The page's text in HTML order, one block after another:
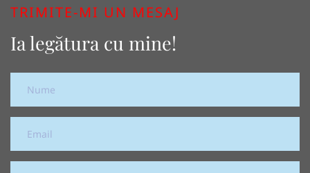
TRIMITE-MI UN MESAJ
Ia legătura cu mine!